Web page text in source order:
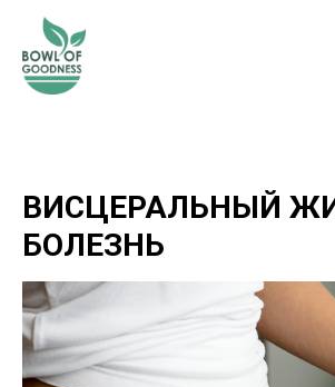
ВИСЦЕРАЛЬНЫЙ
БОЛЕЗНЬ